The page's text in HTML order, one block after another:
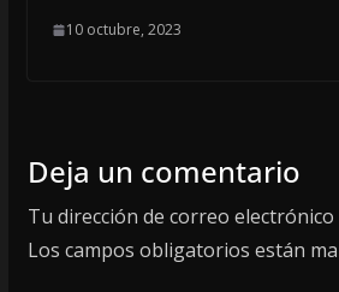
10 octubre, 2023
Deja un comentario
Tu dirección de correo
Los campos obligatorios están